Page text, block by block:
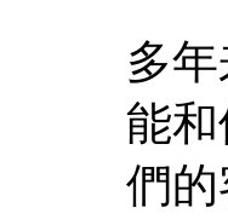
多
能
們